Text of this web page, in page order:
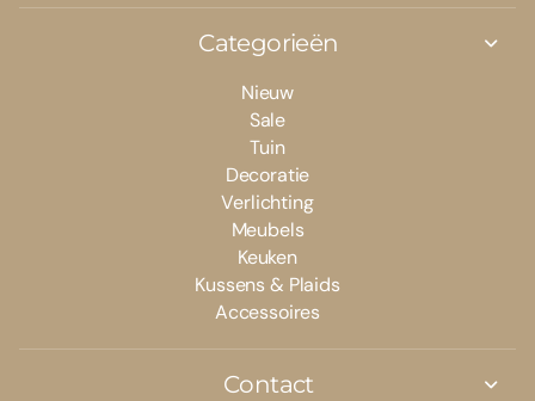
Categorieën
Nieuw
Sale
Tuin
Decoratie
Verlichting
Meubels
Keuken
Kussens & Plaids
Accessoires
Contact